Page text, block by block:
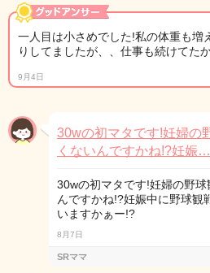
一人目は小さめでした!私の体重も増
りしてましたが、、仕事も続けてた
9月4日
30wの初マタです!妊婦の
くないんですかね!?妊娠…
30wの初マタです!妊婦の野
んですかね!?妊娠中に野球観
いますかぁー!?
8月7日
SRママ